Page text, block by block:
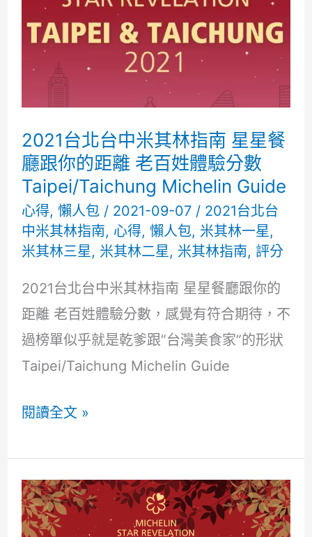
牛
店
米
其
林
一
星
不
油
膩
的
A5
牛
2021台北台中米其林指南 星星餐
廳跟你的距離 老百姓體驗分數
Taipei/Taichung Michelin Guide
心得, 懶人包 / 2021-09-07 / 2021台北台
中米其林指南, 心得, 懶人包, 米其林一星,
米其林三星, 米其林二星, 米其林指南, 評分
2021台北台中米其林指南 星星餐廳跟你的
距離 老百姓體驗分數，感覺有符合期待，不
過榜單似乎就是乾爹跟”台灣美食家”的形狀
Taipei/Taichung Michelin Guide
2021
北
台
中
閱讀全文 »